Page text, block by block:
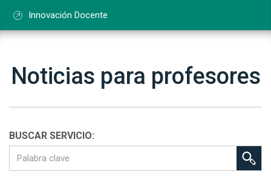
Innovación Docente
Noticias para profesores
BUSCAR SERVICIO: